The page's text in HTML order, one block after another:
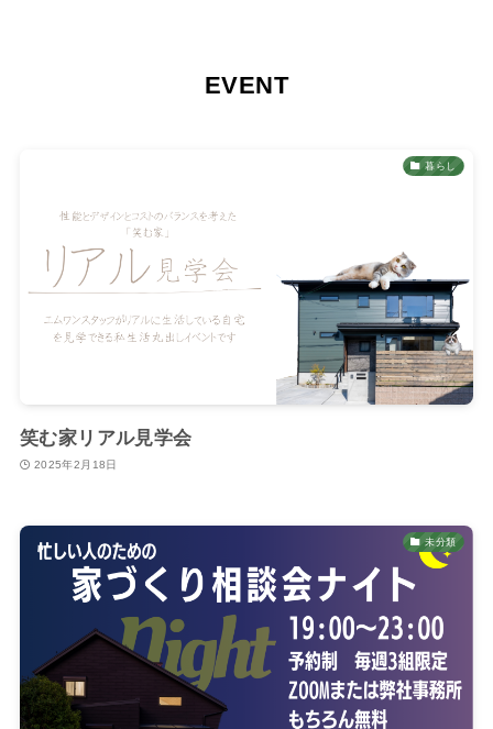
EVENT
暮らし
笑む家リアル見学会
2025年2月18日
未分類